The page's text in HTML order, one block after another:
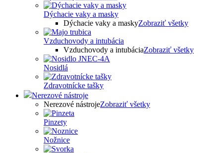
Dýchacie vaky a masky
Dýchacie vaky a maskyZobraziť všetky
Vzduchovody a intubácia
Vzduchovody a intubáciaZobraziť všetky
Nosidlá
Zdravotnícke tašky
Nerezové nástroje
Nerezové nástrojeZobraziť všetky
Pinzety
Nožnice